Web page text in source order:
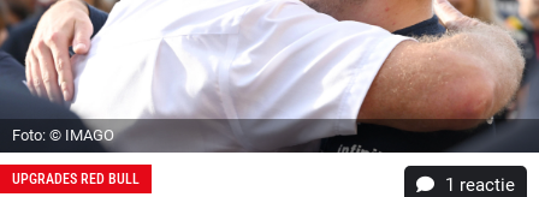
Foto: © IMAGO
UPGRADES RED BULL 1 reactie